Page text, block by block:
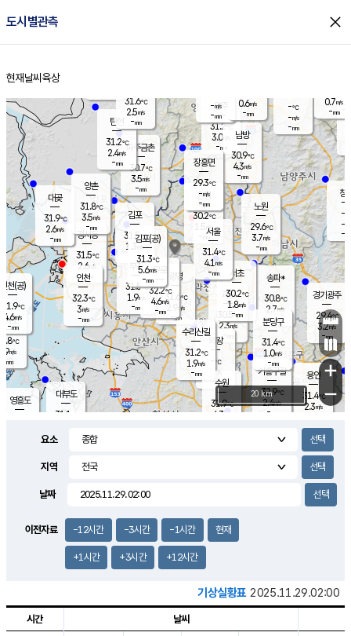
도시별관측 close
홈
현재날씨 육상
의도
℃
m/s
mm
영흥도
양주
31.2℃
3.0
-mm
과천
30.5℃
2.3m/s
- mm
용인
31.4℃
2.3m/s
경기광주
29.4℃
3.2m/s
-mm
4.3m/s
대부도
31.1
경서동
31.5℃
2.6 m/s
-mm
파주금촌
30.7℃
3.5m/s
-mm
-℃
-m/s
-mm
대곶
31.9℃
2.6m/s
-mm
창
-
-m/
-
탄현
31.2℃
2.4m/s
-mm
0.7m/s
-mm
의왕
- ℃
m/s
mm
김포
31.5℃
1.3 m/s
mm
광명
31.6 ℃
2.9 m/s
-mm
부천
31.5℃
1.9m/s
-mm
양촌
31.8℃
3.5m/s
-mm
구로
32.2℃
4.6m/s
-mm
은평
30.2℃
1.5 m/s
- mm
노원
29.6℃
3.7m/s
-mm
송파*
30.8℃
2.7m/s
-mm
서초
30.2℃
1.8m/s
-mm
남방
30.9℃
4.3m/s
-mm
기흥구갈
32.9℃
2.4m/s
-
수리산길
31.2℃
1.9m/s
-mm
분당구
31.4℃
1.0m/s
-mm
장흥면
29.3℃
-m/s
-mm
-m/s
-mm
인천(공)
31.9℃
4.6m/s
-mm
김포(공)
31.3℃
5.6m/s
-mm
수원
31.9℃
4.3 m/s
인천
32.3℃
3m/s
-mm
서울
31.4℃
4.1 m/s
-mm
31.6℃
2.5m/s
-mm
0.6m/s
-mm
+
−
20 km
요소
지역
날짜
이전자료 -12시간 -3시간 -1시간 현재
+1시간 +3시간 +12시간
기상실황표 2025.11.29.02:00
시간 날씨